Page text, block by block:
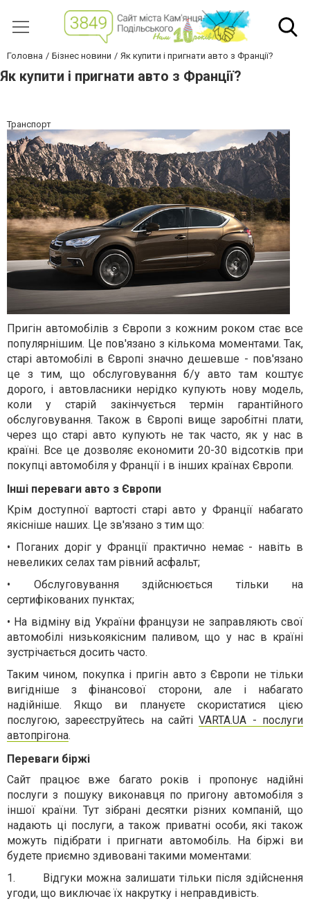
Головна Бізнес новини Як купити і пригнати авто з Франції?
Як купити і пригнати авто з Франції?
Транспорт
Пригін автомобілів з Європи з кожним роком стає все
популярнішим. Це пов'язано з кількома моментами. Так,
старі автомобілі в Європі значно дешевше - пов'язано
це з тим, що обслуговування б/у авто там коштує
дорого, і автовласники нерідко купують нову модель,
коли у старій закінчується термін гарантійного
обслуговування. Також в Європі вище заробітні плати,
через що старі авто купують не так часто, як у нас в
країні. Все це дозволяє економити 20-30 відсотків при
покупці автомобіля у Франції і в інших країнах Європи.
Інші переваги авто з Європи
Крім доступної вартості старі авто у Франції набагато
якісніше наших. Це зв'язано з тим що:
•
Поганих доріг у Франції практично немає - навіть в
невеликих селах там рівний асфальт;
•
Обслуговування здійснюється тільки на
сертифікованих пунктах;
• На відміну від України французи не заправляють свої
автомобілі низькоякісним паливом, що у нас в країні
зустрічається досить часто.
Таким чином, покупка і пригін авто з Європи не тільки
вигідніше з фінансової сторони, але і набагато
надійніше. Якщо ви плануєте скористатися цією
послугою, зареєструйтесь на сайтіVARTA.UA - послуги
автопрігона.
П ереваги біржі
Сайт працює вже багато років і пропонує надійні
послуги з пошуку виконавця по пригону автомобіля з
іншої країни. Тут зібрані десятки різних компаній, що
надають ці послуги, а також приватні особи, які також
можуть підібрати і пригнати автомобіль. На біржі ви
будете приємно здивовані такими моментами:
1.
Відгуки можна залишати тільки після здійснення
угоди, що виключає їх накрутку і неправдивість.